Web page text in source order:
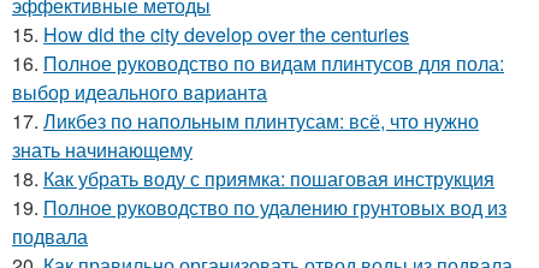
15. How did the city develop over the centuries
16. Полное руководство по видам плинтусов для пола:
выбор идеального варианта
17. Ликбез по напольным плинтусам: всё, что нужно
знать начинающему
18. Как убрать воду с приямка: пошаговая инструкция
19. Полное руководство по удалению грунтовых вод из
подвала